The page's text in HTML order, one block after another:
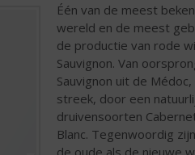
Één van de meest
wereld en de meest
de productie van rode
Sauvignon. Van
Sauvignon uit de
streek, door een
druivensoorten
Blanc. Tegenwoordig
de oude als de nieuwe